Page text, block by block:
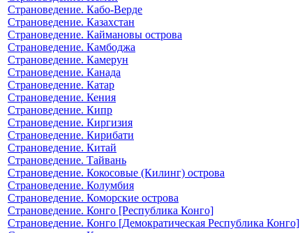
Страноведение. Кабо-Верде
Страноведение. Казахстан
Страноведение. Каймановы острова
Страноведение. Камбоджа
Страноведение. Камерун
Страноведение. Канада
Страноведение. Катар
Страноведение. Кения
Страноведение. Кипр
Страноведение. Киргизия
Страноведение. Кирибати
Страноведение. Китай
Страноведение. Тайвань
Страноведение. Кокосовые (Килинг) острова
Страноведение. Колумбия
Страноведение. Коморские острова
Страноведение. Конго [Республика Конго]
Страноведение. Конго [Демократическая Республика Конго]